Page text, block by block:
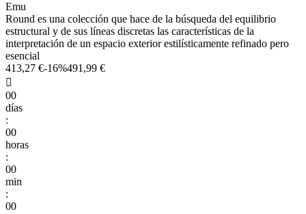
Emu
Round es una colección que hace de la búsqueda del equilibrio
estructural y de sus líneas discretas las características de la
interpretación de un espacio exterior estilísticamente refinado pero
esencial
413,27 €-16%491,99 €

00
días
:
00
horas
:
00
min
:
00